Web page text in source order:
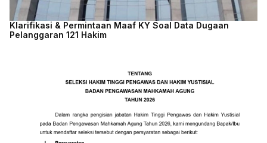
Klarifikasi & Permintaan Maaf KY Soal Data Dugaan
Pelanggaran 121 Hakim